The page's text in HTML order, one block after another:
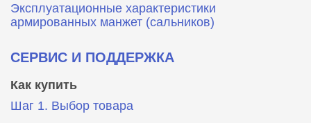
Эксплуатационные характеристики
армированных манжет (сальников)
СЕРВИС И ПОДДЕРЖКА
Как купить
Шаг 1. Выбор товара